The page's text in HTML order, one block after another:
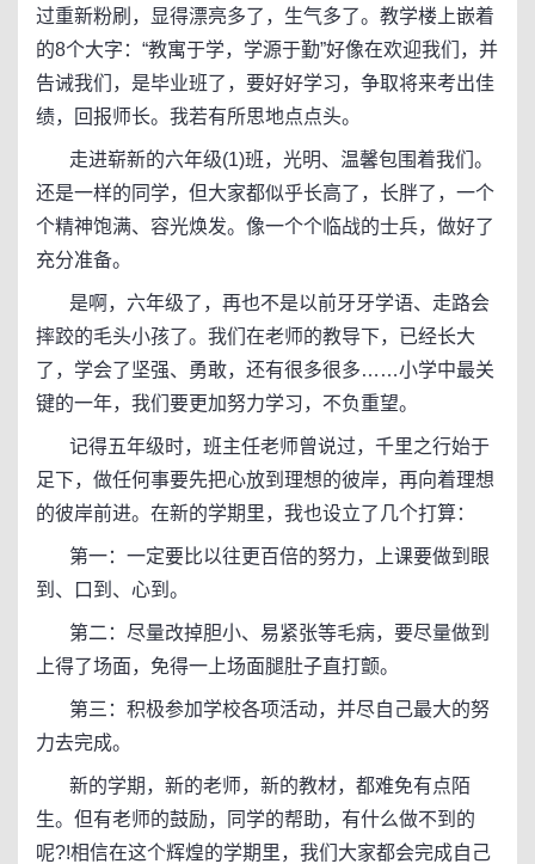
过重新粉刷，显得漂亮多了，生气多了。教学楼上嵌着
的8个大字：“教寓于学，学源于勤”好像在欢迎我们，并
告诫我们，是毕业班了，要好好学习，争取将来考出佳
绩，回报师长。我若有所思地点点头。
走进崭新的六年级(1)班，光明、温馨包围着我们。
还是一样的同学，但大家都似乎长高了，长胖了，一个
个精神饱满、容光焕发。像一个个临战的士兵，做好了
充分准备。
是啊，六年级了，再也不是以前牙牙学语、走路会
摔跤的毛头小孩了。我们在老师的教导下，已经长大
了，学会了坚强、勇敢，还有很多很多……小学中最关
键的一年，我们要更加努力学习，不负重望。
记得五年级时，班主任老师曾说过，千里之行始于
足下，做任何事要先把心放到理想的彼岸，再向着理想
的彼岸前进。在新的学期里，我也设立了几个打算：
第一：一定要比以往更百倍的努力，上课要做到眼
到、口到、心到。
第二：尽量改掉胆小、易紧张等毛病，要尽量做到
上得了场面，免得一上场面腿肚子直打颤。
第三：积极参加学校各项活动，并尽自己最大的努
力去完成。
新的学期，新的老师，新的教材，都难免有点陌
生。但有老师的鼓励，同学的帮助，有什么做不到的
呢?!相信在这个辉煌的学期里，我们大家都会完成自己